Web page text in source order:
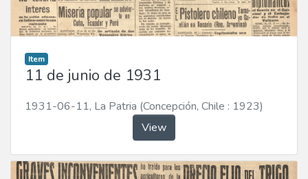
Item
11 de junio de 1931
1931-06-11, La Patria (Concepción, Chile : 1923)
View